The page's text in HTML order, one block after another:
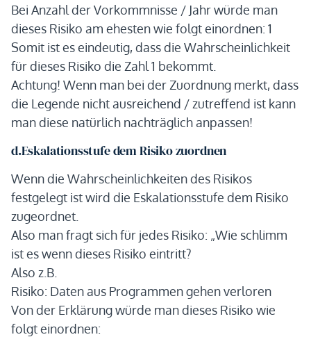
Bei Anzahl der Vorkommnisse / Jahr würde man
dieses Risiko am ehesten wie folgt einordnen: 1
Somit ist es eindeutig, dass die Wahrscheinlichkeit
für dieses Risiko die Zahl 1 bekommt.
Achtung! Wenn man bei der Zuordnung merkt, dass
die Legende nicht ausreichend / zutreffend ist kann
man diese natürlich nachträglich anpassen!
d.Eskalationsstufe dem Risiko zuordnen
Wenn die Wahrscheinlichkeiten des Risikos
festgelegt ist wird die Eskalationsstufe dem Risiko
zugeordnet.
Also man fragt sich für jedes Risiko: „Wie schlimm
ist es wenn dieses Risiko eintritt?
Also z.B.
Risiko: Daten aus Programmen gehen verloren
Von der Erklärung würde man dieses Risiko wie
folgt einordnen: